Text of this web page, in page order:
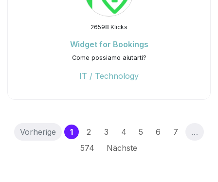
26598 Klicks
Widget for Bookings
Come possiamo aiutarti?
IT / Technology
Vorherige 1(current)
2 3 4 5 6 7
…
574
Nächste